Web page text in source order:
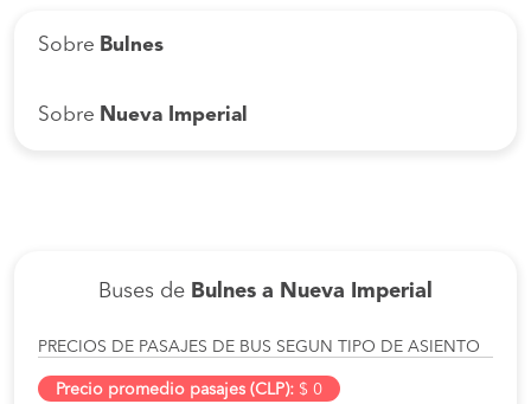
Sobre Bulnes
Sobre Nueva Imperial
Buses de Bulnes a Nueva Imperial
PRECIOS DE PASAJES DE BUS SEGUN TIPO DE ASIENTO
Precio promedio pasajes (CLP): $ 0